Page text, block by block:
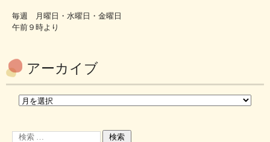
毎週 月曜日・水曜日・金曜日
午前９時より
アーカイブ